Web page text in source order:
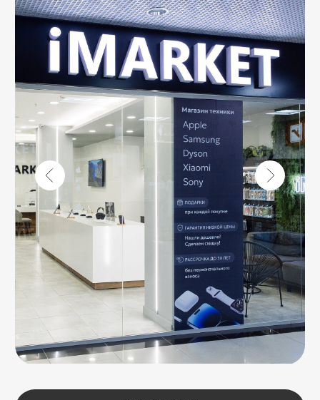
Ответы начастые вопросы
Faq